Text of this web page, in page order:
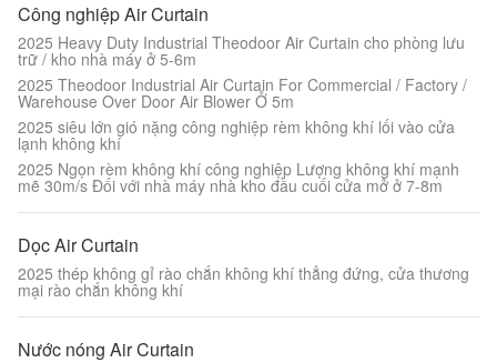
Công nghiệp Air Curtain
2025 Heavy Duty Industrial Theodoor Air Curtain cho phòng lưu
trữ / kho nhà máy ở 5-6m
2025 Theodoor Industrial Air Curtain For Commercial / Factory /
Warehouse Over Door Air Blower Ở 5m
2025 siêu lớn gió nặng công nghiệp rèm không khí lối vào cửa
lạnh không khí
2025 Ngọn rèm không khí công nghiệp Lượng không khí mạnh
mẽ 30m/s Đối với nhà máy nhà kho đầu cuối cửa mở ở 7-8m
Dọc Air Curtain
2025 thép không gỉ rào chắn không khí thẳng đứng, cửa thương
mại rào chắn không khí
Nước nóng Air Curtain